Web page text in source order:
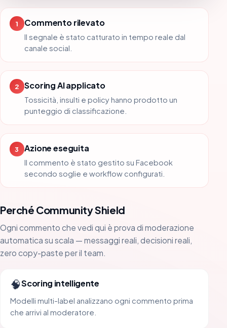
1 Commento rilevato
Il segnale è stato catturato in tempo reale dal
canale social.
2 Scoring AI applicato
Tossicità, insulti e policy hanno prodotto un
punteggio di classificazione.
3 Azione eseguita
Il commento è stato gestito su Facebook
secondo soglie e workflow configurati.
Perché Community Shield
Ogni commento che vedi qui è prova di moderazione
automatica su scala — messaggi reali, decisioni reali,
zero copy-paste per il team.
🧠Scoring intelligente
Modelli multi-label analizzano ogni commento prima
che arrivi al moderatore.